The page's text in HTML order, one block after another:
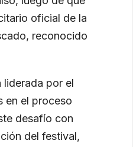
oficial de la
reconocido
liderada por el
en el proceso
desafío con
del festival,